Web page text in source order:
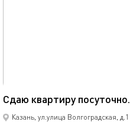
Сдаю квартиру посуточно.
Казань, ул.улица Волгоградская, д.1